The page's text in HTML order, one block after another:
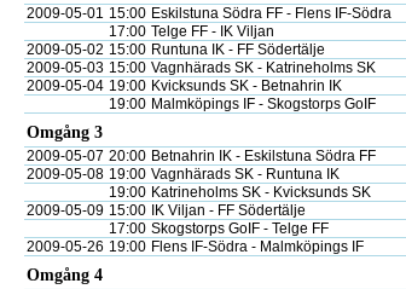
2009-05-01 15:00 Eskilstuna Södra FF - Flens IF-Södra
17:00 Telge FF - IK Viljan
2009-05-02 15:00 Runtuna IK - FF Södertälje
2009-05-03 15:00 Vagnhärads SK - Katrineholms SK
2009-05-04 19:00 Kvicksunds SK - Betnahrin IK
19:00 Malmköpings IF - Skogstorps GoIF
Omgång 3
2009-05-07 20:00 Betnahrin IK - Eskilstuna Södra FF
2009-05-08 19:00 Vagnhärads SK - Runtuna IK
19:00 Katrineholms SK - Kvicksunds SK
2009-05-09 15:00 IK Viljan - FF Södertälje
17:00 Skogstorps GoIF - Telge FF
2009-05-26 19:00 Flens IF-Södra - Malmköpings IF
Omgång 4